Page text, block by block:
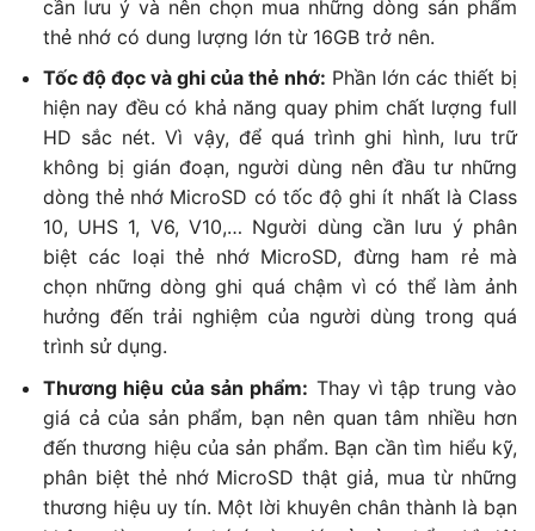
cần lưu ý và nên chọn mua những dòng sản phẩm
thẻ nhớ có dung lượng lớn từ 16GB trở nên.
Tốc độ đọc và ghi của thẻ nhớ: Phần lớn các thiết bị
hiện nay đều có khả năng quay phim chất lượng full
HD sắc nét. Vì vậy, để quá trình ghi hình, lưu trữ
không bị gián đoạn, người dùng nên đầu tư những
dòng thẻ nhớ MicroSD có tốc độ ghi ít nhất là Class
10, UHS 1, V6, V10,… Người dùng cần lưu ý phân
biệt các loại thẻ nhớ MicroSD, đừng ham rẻ mà
chọn những dòng ghi quá chậm vì có thể làm ảnh
hưởng đến trải nghiệm của người dùng trong quá
trình sử dụng.
Thương hiệu của sản phẩm: Thay vì tập trung vào
giá cả của sản phẩm, bạn nên quan tâm nhiều hơn
đến thương hiệu của sản phẩm. Bạn cần tìm hiểu kỹ,
phân biệt thẻ nhớ MicroSD thật giả, mua từ những
thương hiệu uy tín. Một lời khuyên chân thành là bạn